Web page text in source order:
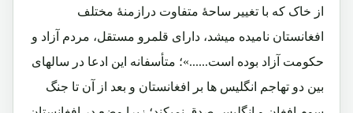
از خاک که با تغییر ساحهٔ متفاوت درازمنهٔ مختلف
افغانستان نامیده میشد، دارای قلمرو مستقل، مردم آزاد و
حکومت آزاد بوده است......»؛ متأسفانه این ادعا در سالهای
بین دو تهاجم انگلیس ها بر افغانستان و بعد از آن تا جنگ